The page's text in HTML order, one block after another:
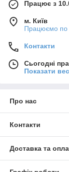
Працює з
м. Київ
Працюємо по
Контакти
Сьогодні
Показати
Про нас
Контакти
Доставка та